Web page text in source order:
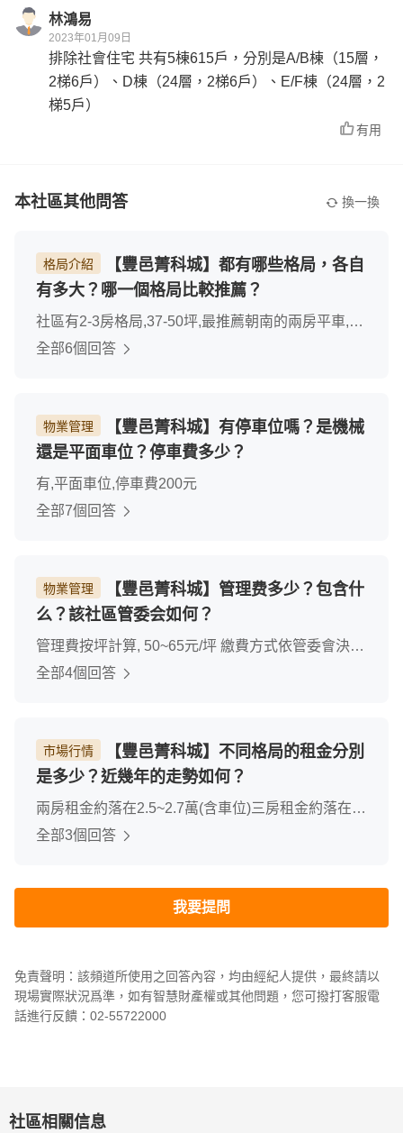
林鴻易
2023年01月09日
排除社會住宅 共有5棟615戶，分別是A/B棟（15層，
2梯6戶）、D棟（24層，2梯6戶）、E/F棟（24層，2
梯5戶）
有用
本社區其他問答 換一換
格局介紹
【豐邑菁科城】都有哪些格局，各自
有多大？哪一個格局比較推薦？
社區有2-3房格局,37-50坪,最推薦朝南的兩房平車,永
久棟距,採光好,晚上還有夜景看
全部6個回答
物業管理
【豐邑菁科城】有停車位嗎？是機械
還是平面車位？停車費多少？
有,平面車位,停車費200元
全部7個回答
物業管理
【豐邑菁科城】管理费多少？包含什
么？該社區管委会如何？
管理費按坪計算, 50~65元/坪 繳費方式依管委會決議
(目前陸續交屋中,尚未成立管委會)社區群組非常多熱
全部4個回答
市場行情
【豐邑菁科城】不同格局的租金分別
是多少？近幾年的走勢如何？
兩房租金約落在2.5~2.7萬(含車位)三房租金約落在
2.8~3.5萬(含車位)依周邊租金行情,定價稍高不過一
全部3個回答
我要提問
免責聲明：該頻道所使用之回答內容，均由經紀人提供，最終請以
現場實際狀況爲準，如有智慧財產權或其他問題，您可撥打客服電
話進行反饋：02-55722000
社區相關信息